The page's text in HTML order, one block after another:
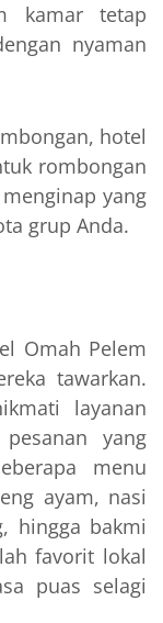
kamar tetap
nyaman
hotel
rombongan
yang
grup Anda.
Omah Pelem
tawarkan.
layanan
yang
menu
ayam, nasi
hingga bakmi
favorit lokal
puas selagi